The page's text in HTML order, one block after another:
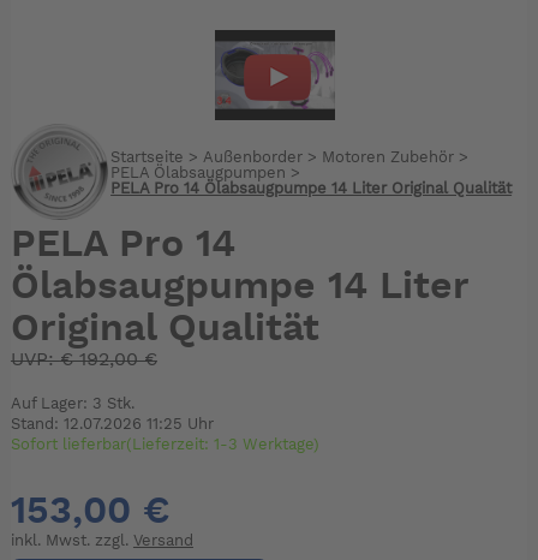
Startseite >Außenborder > Motoren Zubehör >
PELA Ölabsaugpumpen >
PELA Pro 14 Ölabsaugpumpe 14 Liter Original Qualität
PELA Pro 14
Ölabsaugpumpe 14 Liter
Original Qualität
UVP:€192,00 €
Auf Lager: 3 Stk.
Stand: 12.07.2026 11:25 Uhr
Sofort lieferbar(Lieferzeit: 1-3 Werktage)
153,00 €
inkl. Mwst. zzgl. Versand